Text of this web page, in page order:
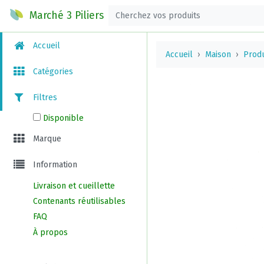
Marché 3 Piliers
Accueil
Catégories
Filtres
Disponible
Marque
Information
Livraison et cueillette
Contenants réutilisables
FAQ
À propos
Accueil Maison